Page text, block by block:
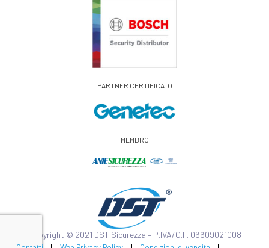
Copyright © 2021 DST Sicurezza – P.IVA/C.F. 06609021008
PARTNER CERTIFICATO
MEMBRO